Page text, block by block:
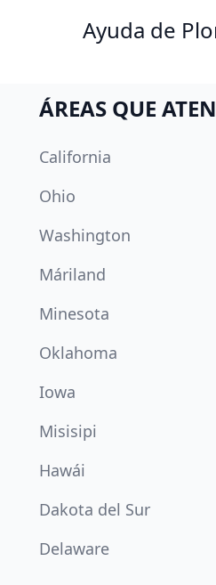
Ayuda de
ÁREAS QUE
California
Ohio
Washington
Máriland
Minesota
Oklahoma
Iowa
Misisipi
Hawái
Dakota del Sur
Delaware